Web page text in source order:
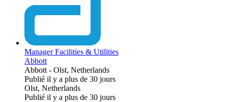
Manager Facilities & Utilities
Abbott
Abbott - Olst, Netherlands
Publié il y a plus de 30 jours
Olst, Netherlands
Publié il y a plus de 30 jours